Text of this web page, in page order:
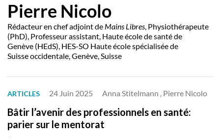
Pierre Nicolo
Rédacteur en chef adjoint de Mains Libres, Physiothérapeute
(PhD), Professeur assistant, Haute école de santé de
Genève (HEdS), HES-SO Haute école spécialisée de
Suisse occidentale, Genève, Suisse
ARTICLES 24 Juin 2025 Anna Stitelmann , Pierre Nicolo
Bâtir l’avenir des professionnels en santé:
parier sur le mentorat